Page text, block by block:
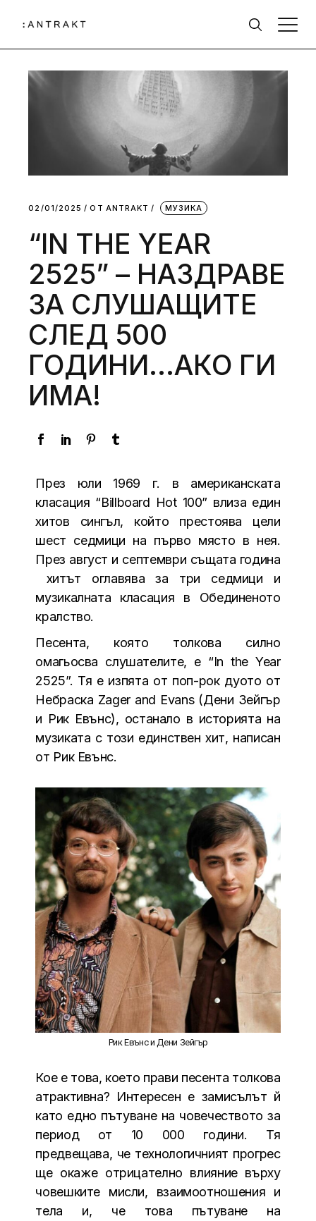
02/01/2025 ОТ АNTRAKT МУЗИКА
“IN THE YEAR
2525” – НАЗДРАВЕ
ЗА СЛУШАЩИТЕ
СЛЕД 500
ГОДИНИ…АКО ГИ
ИМА!
През юли 1969 г. в американската
класация “Billboard Hot 100” влиза един
хитов сингъл, който престоява цели
шест седмици на първо място в нея.
През август и септември същата година
хитът оглавява за три седмици и
музикалната класация в Обединеното
кралство.
Песента, която толкова силно
омагьосва слушателите, е “In the Year
2525”. Тя е изпята от поп-рок дуото от
Небраска Zager and Evans (Дени Зейгър
и Рик Евънс), останало в историята на
музиката с този единствен хит, написан
от Рик Евънс.
Рик Евънс и Дени Зейгър
Кое е това, което прави песента толкова
атрактивна? Интересен е замисълът й
като едно пътуване на човечеството за
период от 10 000 години. Тя
предвещава, че технологичният прогрес
ще окаже отрицателно влияние върху
човешките мисли, взаимоотношения и
тела и, че това пътуване на